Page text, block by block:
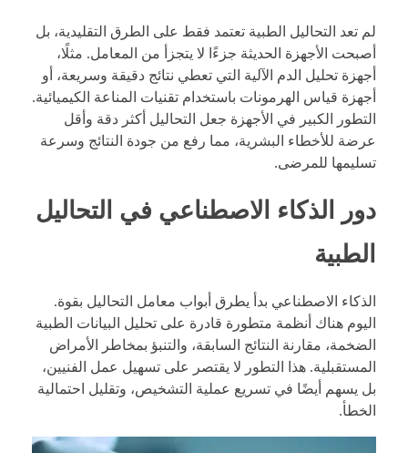
لم تعد التحاليل الطبية تعتمد فقط على الطرق التقليدية، بل
أصبحت الأجهزة الحديثة جزءًا لا يتجزأ من المعامل. مثلًا،
أجهزة تحليل الدم الآلية التي تعطي نتائج دقيقة وسريعة، أو
أجهزة قياس الهرمونات باستخدام تقنيات المناعة الكيميائية.
التطور الكبير في الأجهزة جعل التحاليل أكثر دقة وأقل
عرضة للأخطاء البشرية، مما رفع من جودة النتائج وسرعة
تسليمها للمرضى.
دور الذكاء الاصطناعي في التحاليل
الطبية
الذكاء الاصطناعي بدأ يطرق أبواب معامل التحاليل بقوة.
اليوم هناك أنظمة متطورة قادرة على تحليل البيانات الطبية
الضخمة، مقارنة النتائج السابقة، والتنبؤ بمخاطر الأمراض
المستقبلية. هذا التطور لا يقتصر على تسهيل عمل الفنيين،
بل يسهم أيضًا في تسريع عملية التشخيص، وتقليل احتمالية
الخطأ.